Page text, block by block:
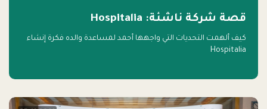
قصة شركة ناشئة: Hospitalia
كيف ألهمت التحديات التي واجهها أحمد لمساعدة والده فكرة إنشاء
Hospitalia